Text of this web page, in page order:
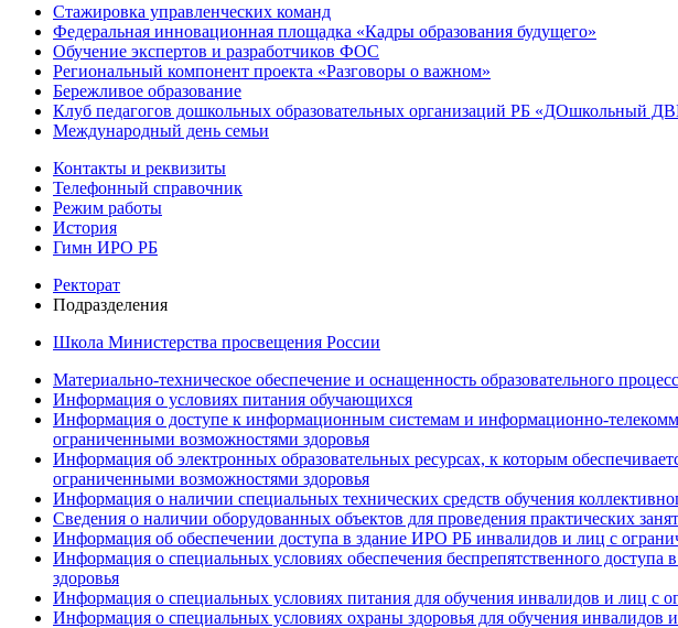
Стажировка управленческих команд
Федеральная инновационная площадка «Кадры образования будущего»
Обучение экспертов и разработчиков ФОС
Региональный компонент проекта «Разговоры о важном»
Бережливое образование
Клуб педагогов дошкольных образовательных организаций РБ «ДОшкольный
Международный день семьи
Контакты и реквизиты
Телефонный справочник
Режим работы
История
Гимн ИРО РБ
Ректорат
Подразделения
Школа Министерства просвещения России
Материально-техническое обеспечение и оснащенность образовательного
Информация о условиях питания обучающихся
Информация о доступе к информационным системам и информационно-
ограниченными возможностями здоровья
Информация об электронных образовательных ресурсах, к которым
ограниченными возможностями здоровья
Информация о наличии специальных технических средств обучения
Сведения о наличии оборудованных объектов для проведения практических
Информация об обеспечении доступа в здание ИРО РБ инвалидов и лиц с
Информация о специальных условиях обеспечения беспрепятственного
здоровья
Информация о специальных условиях питания для обучения инвалидов и лиц с
Информация о специальных условиях охраны здоровья для обучения инвалидов